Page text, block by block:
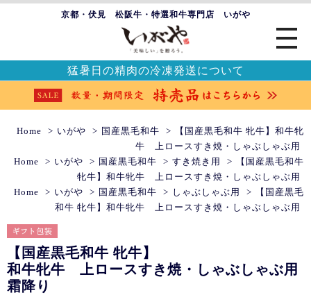
京都・伏見 松阪牛・特選和牛専門店 いがや
猛暑日の精肉の冷凍発送について
Home いがや 国産黒毛和牛
【国産黒毛和牛 牝牛】和牛牝
牛 上ロースすき焼・しゃぶしゃぶ用
Home
いがや 国産黒毛和牛 すき焼き用
【国産黒毛和牛
牝牛】和牛牝牛 上ロースすき焼・しゃぶしゃぶ用
Home
いがや 国産黒毛和牛 しゃぶしゃぶ用
【国産黒毛
和牛 牝牛】和牛牝牛 上ロースすき焼・しゃぶしゃぶ用
【国産黒毛和牛 牝牛】
和牛牝牛 上ロースすき焼・しゃぶしゃぶ用
霜降り